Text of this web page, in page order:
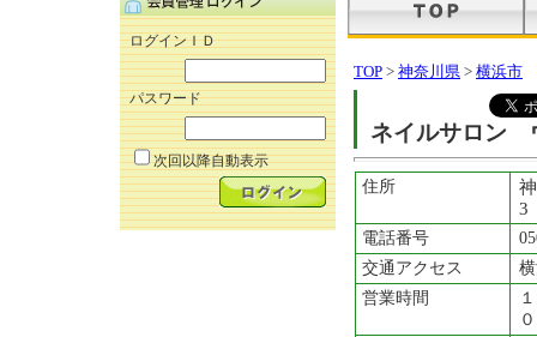
ログインＩＤ
パスワード
次回以降自動表示
TOP > 神奈川県 > 横浜市
ネイルサロン
住所
3
電話番号
交通アクセス
営業時間